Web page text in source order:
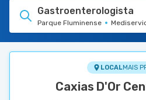
TUASAUDE.COM
Gastroenterologista
Parque Fluminense
LOCALMAIS
Caxias D'Or